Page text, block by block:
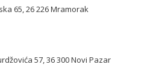
65, 26 226 Mramorak
57, 36 300 Novi Pazar